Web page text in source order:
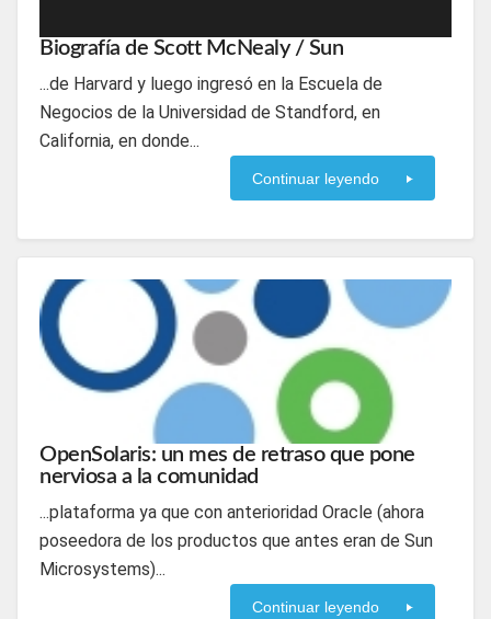
Biografía de Scott McNealy / Sun
...de Harvard y luego ingresó en la Escuela de
Negocios de la Universidad de Standford, en
California, en donde...
Continuar leyendo
OpenSolaris: un mes de retraso que pone
nerviosa a la comunidad
...plataforma ya que con anterioridad Oracle (ahora
poseedora de los productos que antes eran de Sun
Microsystems)...
Continuar leyendo